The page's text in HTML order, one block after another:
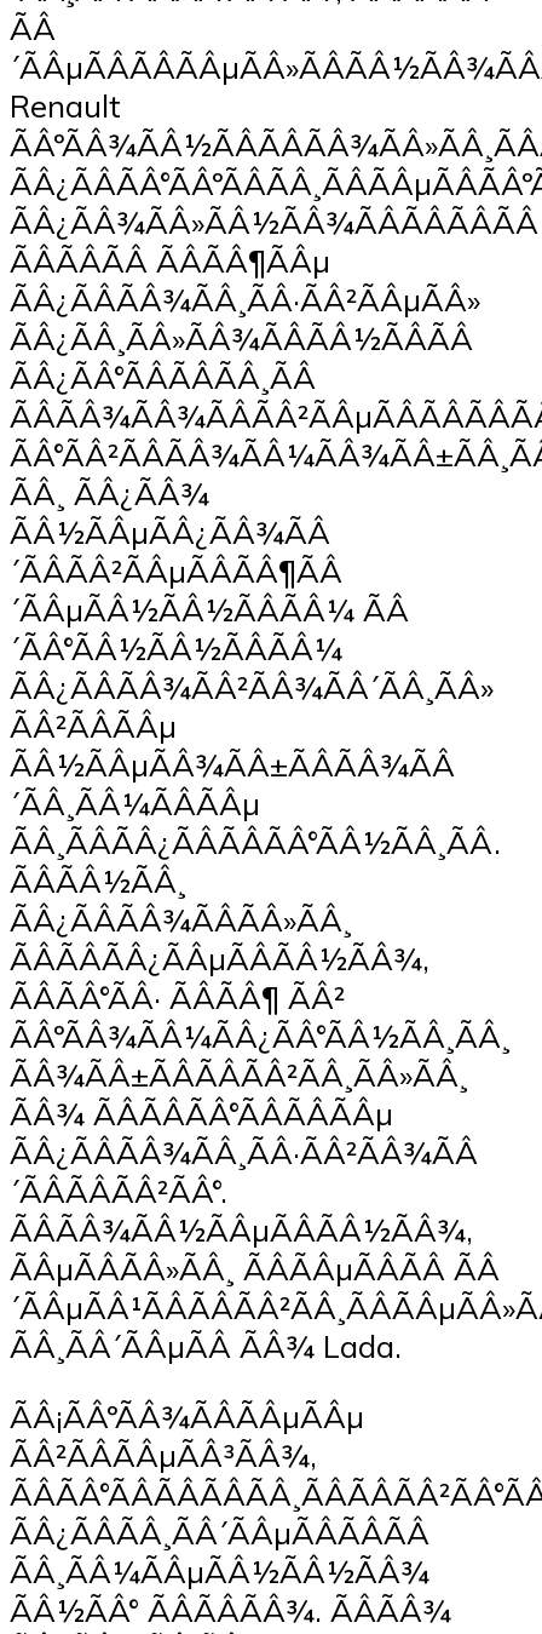
ÃÂ
Renault
ÃÂÃÂÃÂ ÃÂÃÂ¶ÃÂµ
ÃÂ¿ÃÂÃÂ¾ÃÂ¸ÃÂ·ÃÂ²ÃÂµÃÂ»
ÃÂ¿ÃÂ¸ÃÂ»ÃÂ¾ÃÂÃÂ½ÃÂÃÂ
ÃÂ¿ÃÂ°ÃÂÃÂÃÂ¸ÃÂ
ÃÂ¸ ÃÂ¿ÃÂ¾
ÃÂ½ÃÂµÃÂ¿ÃÂ¾ÃÂ
´ÃÂÃÂ²ÃÂµÃÂÃÂ¶ÃÂ
´ÃÂµÃÂ½ÃÂ½ÃÂÃÂ¼ ÃÂ
´ÃÂ°ÃÂ½ÃÂ½ÃÂÃÂ¼
ÃÂ¿ÃÂÃÂ¾ÃÂ²ÃÂ¾ÃÂ´ÃÂ¸ÃÂ»
ÃÂ²ÃÂÃÂµ
ÃÂ½ÃÂµÃÂ¾ÃÂ±ÃÂÃÂ¾ÃÂ
´ÃÂ¸ÃÂ¼ÃÂÃÂµ
ÃÂ¸ÃÂÃÂ¿ÃÂÃÂÃÂ°ÃÂ½ÃÂ¸ÃÂ.
ÃÂÃÂ½ÃÂ¸
ÃÂ¿ÃÂÃÂ¾ÃÂÃÂ»ÃÂ¸
ÃÂÃÂÃÂ¿ÃÂµÃÂÃÂ½ÃÂ¾,
ÃÂÃÂ°ÃÂ· ÃÂÃÂ¶ ÃÂ²
ÃÂºÃÂ¾ÃÂ¼ÃÂ¿ÃÂ°ÃÂ½ÃÂ¸ÃÂ¸
ÃÂ¾ÃÂ±ÃÂÃÂÃÂ²ÃÂ¸ÃÂ»ÃÂ¸
ÃÂ¾ ÃÂÃÂÃÂ°ÃÂÃÂÃÂµ
ÃÂ¿ÃÂÃÂ¾ÃÂ¸ÃÂ·ÃÂ²ÃÂ¾ÃÂ
´ÃÂÃÂÃÂ²ÃÂ°.
ÃÂÃÂ¾ÃÂ½ÃÂµÃÂÃÂ½ÃÂ¾,
ÃÂµÃÂÃÂ»ÃÂ¸ ÃÂÃÂµÃÂÃÂ ÃÂ
ÃÂ¸ÃÂ´ÃÂµÃÂ ÃÂ¾ Lada.
ÃÂ¡ÃÂºÃÂ¾ÃÂÃÂµÃÂµ
ÃÂ²ÃÂÃÂµÃÂ³ÃÂ¾,
ÃÂ¿ÃÂÃÂ¸ÃÂ´ÃÂµÃÂÃÂÃÂ
ÃÂ¸ÃÂ¼ÃÂµÃÂ½ÃÂ½ÃÂ¾
ÃÂ½ÃÂ° ÃÂÃÂÃÂ¾. ÃÂÃÂ¾